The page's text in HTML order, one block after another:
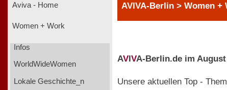
Aviva - Home
Women + Work
Infos
WorldWideWomen
Lokale Geschichte_n
AVIVA-Berlin > Women +
AVIVA-Berlin.de im August
Unsere aktuellen Top -